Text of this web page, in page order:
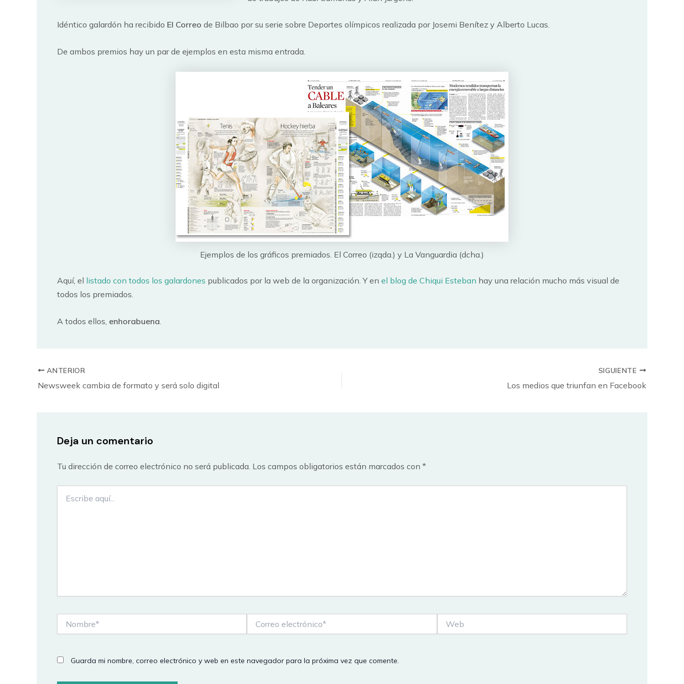
Idéntico galardón ha recibido El Correo de Bilbao por su serie sobre Deportes olímpicos realizada por Josemi Benítez y Alberto Lucas.
De ambos premios hay un par de ejemplos en esta misma entrada.
Ejemplos de los gráficos premiados. El Correo (izqda.) y La Vanguardia (dcha.)
Aquí, el listado con todos los galardones publicados por la web de la organización. Y en el blog de Chiqui Esteban hay una relación mucho más visual de
todos los premiados.
A todos ellos, enhorabuena.
ANTERIOR
Newsweek cambia de formato y será solo digital
SIGUIENTE
Los medios que triunfan en Facebook
Deja un comentario
Tu dirección de correo electrónico no será publicada. Los campos obligatorios están marcados con *
aquí...
electrónico*
Guarda mi nombre, correo electrónico y web en este navegador para la próxima vez que comente.